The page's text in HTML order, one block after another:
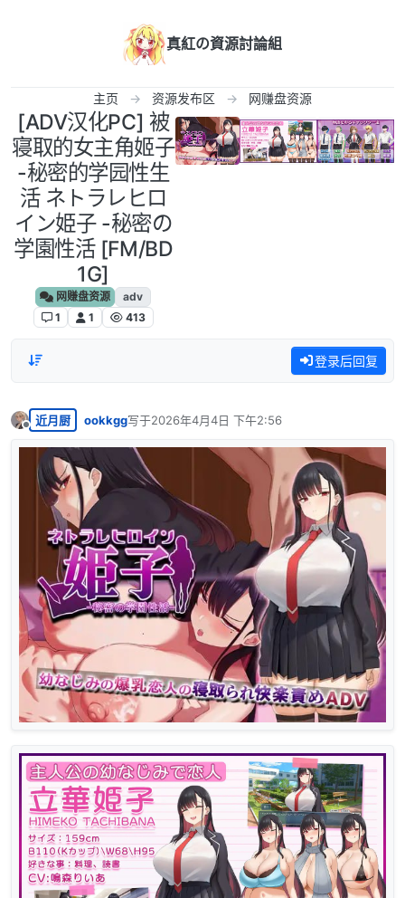
真紅の資源討論組
主页 资源发布区 网赚盘资源
[ADV汉化PC] 被
寝取的女主角姬子
-秘密的学园性生
活 ネトラレヒロ
イン姫子 -秘密の
学園性活 [FM/BD
1G]
网赚盘资源
adv
1
1 413
登录后回复
离线
近月厨 ookkgg写于2026年4月4日 下午2:56
最后由 编辑